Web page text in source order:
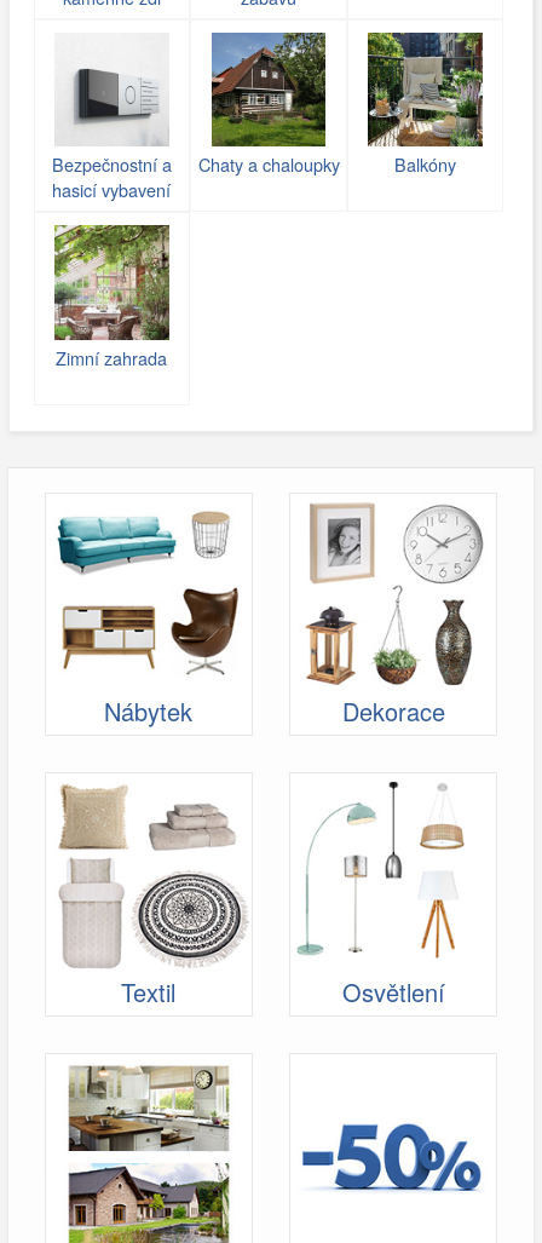
Bezpečnostní a
hasicí vybavení
Chaty a chaloupky Balkóny
Zimní zahrada
Nábytek Dekorace
Textil Osvětlení